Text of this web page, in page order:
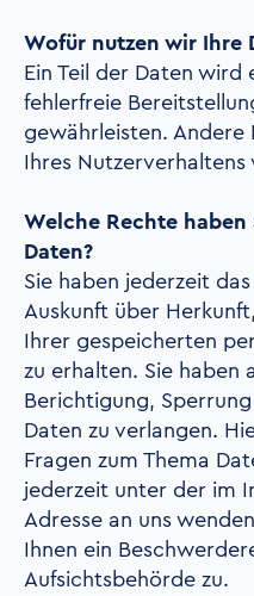
Wofür nutzen wir Ihre
Ein Teil der Daten
fehlerfreie
gewährleisten. Andere
Ihres
Welche Rechte
Daten?
Sie haben jederzeit
Auskunft über
Ihrer gespeicherten
zu erhalten. Sie haben
Berichtigung,
Daten zu verlangen.
Fragen zum Thema
jederzeit unter der im
Adresse an uns
Ihnen ein
Aufsichtsbehörde zu.